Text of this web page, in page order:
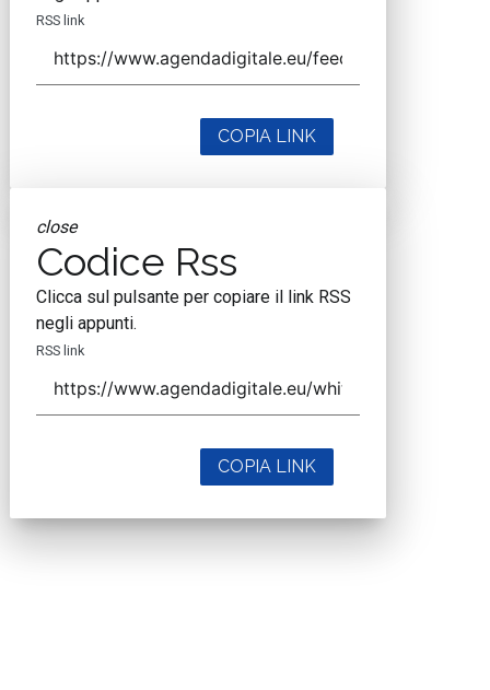
RSS link
COPIA LINK
close
Codice Rss
Clicca sul pulsante per copiare il link RSS
negli appunti.
RSS link
COPIA LINK